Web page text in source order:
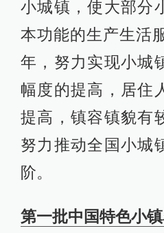
小城镇，使大部分
本功能的生产生活
年，努力实现小城
幅度的提高，居住
提高，镇容镇貌有
努力推动全国小城
阶。
第一批中国特色小